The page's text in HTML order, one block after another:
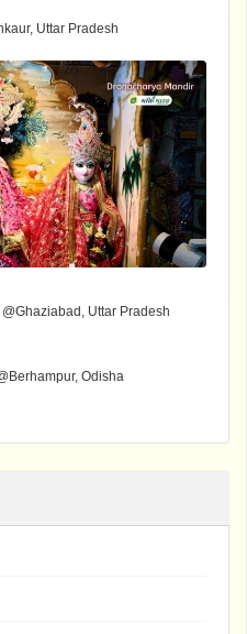
Uttar Pradesh
@Ghaziabad, Uttar Pradesh
Odisha